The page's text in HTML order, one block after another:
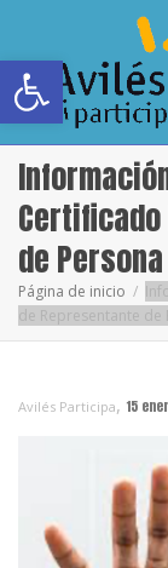
Abrir barra de
de
Página de inicio
de Representante de
Avilés Participa, 15